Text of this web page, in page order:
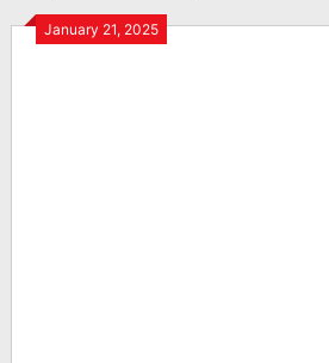
January 21, 2025